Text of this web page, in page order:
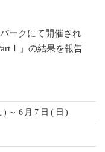
ークにて開催され
」の結果を報告
)～6月7日(日)